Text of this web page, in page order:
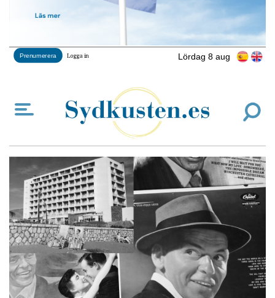
Lördag 8 aug
Prenumerera Logga in